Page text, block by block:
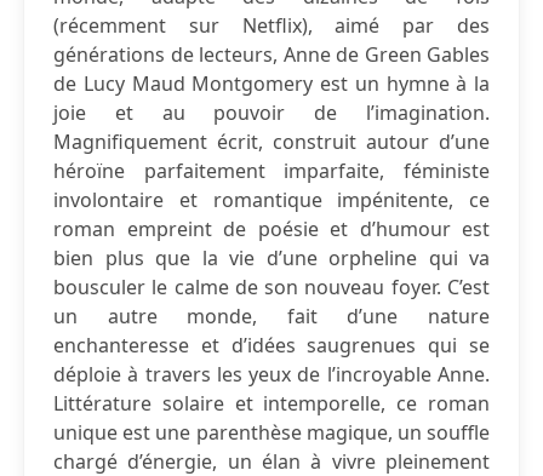
(récemment sur Netflix), aimé par des
générations de lecteurs, Anne de Green Gables
de Lucy Maud Montgomery est un hymne à la
joie et au pouvoir de l’imagination.
Magnifiquement écrit, construit autour d’une
héroïne parfaitement imparfaite, féministe
involontaire et romantique impénitente, ce
roman empreint de poésie et d’humour est
bien plus que la vie d’une orpheline qui va
bousculer le calme de son nouveau foyer. C’est
un autre monde, fait d’une nature
enchanteresse et d’idées saugrenues qui se
déploie à travers les yeux de l’incroyable Anne.
Littérature solaire et intemporelle, ce roman
unique est une parenthèse magique, un souffle
chargé d’énergie, un élan à vivre pleinement